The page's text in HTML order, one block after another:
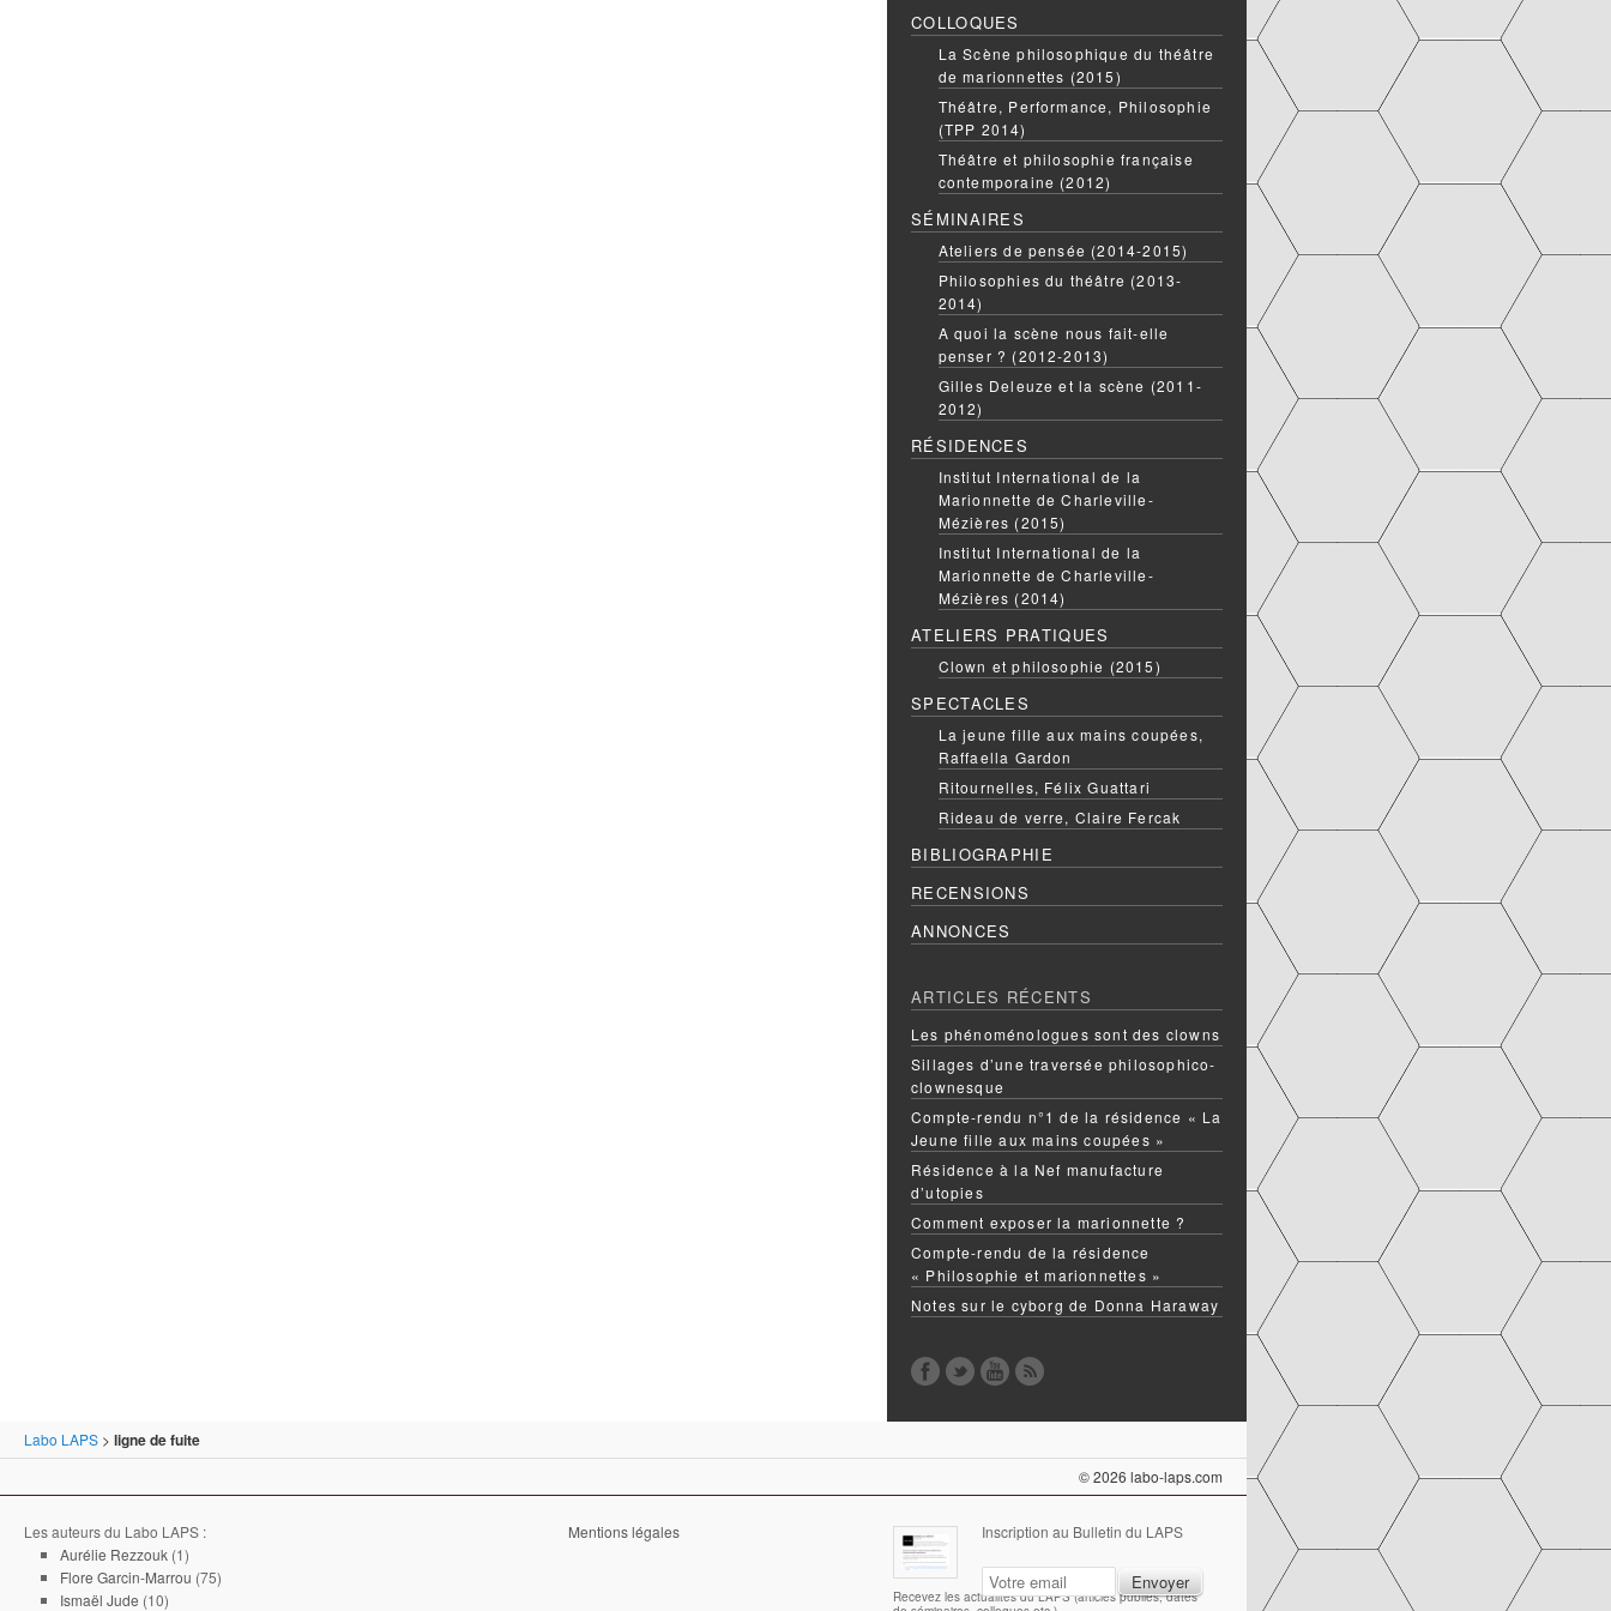
COLLOQUES
La Scène philosophique du théâtre
de marionnettes (2015)
Théâtre, Performance, Philosophie
(TPP 2014)
Théâtre et philosophie française
contemporaine (2012)
SÉMINAIRES
Ateliers de pensée (2014-2015)
Philosophies du théâtre (2013-
2014)
A quoi la scène nous fait-elle
penser ? (2012-2013)
Gilles Deleuze et la scène (2011-
2012)
RÉSIDENCES
Institut International de la
Marionnette de Charleville-
Mézières (2015)
Institut International de la
Marionnette de Charleville-
Mézières (2014)
ATELIERS PRATIQUES
Clown et philosophie (2015)
SPECTACLES
La jeune fille aux mains coupées,
Raffaella Gardon
Ritournelles, Félix Guattari
Rideau de verre, Claire Fercak
BIBLIOGRAPHIE
RECENSIONS
ANNONCES
ARTICLES RÉCENTS
Les phénoménologues sont des clowns
Sillages d’une traversée philosophico-
clownesque
Compte-rendu n°1 de la résidence « La
Jeune fille aux mains coupées »
Résidence à la Nef manufacture
d’utopies
Comment exposer la marionnette ?
Compte-rendu de la résidence
« Philosophie et marionnettes »
Notes sur le cyborg de Donna Haraway
Labo LAPS > ligne de fuite
© 2026 labo-laps.com
Les auteurs du Labo LAPS :
Aurélie Rezzouk (1)
Flore Garcin-Marrou (75)
Ismaël Jude (10)
Mentions légales Inscription au Bulletin du LAPS
Recevez les actualités du LAPS (articles publiés, dates